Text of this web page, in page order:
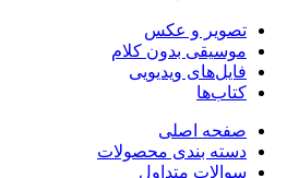
تصویر و عکس
موسیقی بدون کلام
فایل‌های ویدیویی
کتاب‌ها
صفحه اصلی
دسته بندی محصولات
سوالات متداول